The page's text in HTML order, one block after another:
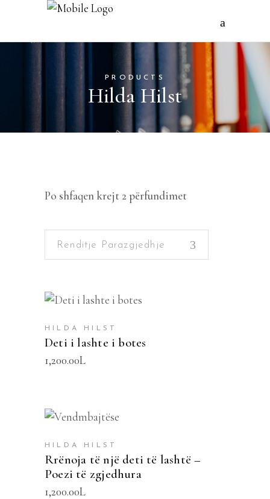
PRODUCTS
Hilda Hilst
Po shfaqen krejt 2 përfundimet
Renditje Parazgjedhje
HILDA HILST
Deti i lashte i botes
1,200.00L
SHTOJE NË SHPORTË
HILDA HILST
Rrënoja të një deti të lashtë –
Poezi të zgjedhura
1,200.00L